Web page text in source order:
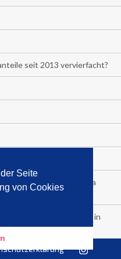
Seite
von Cookies
seit 2013 vervierfacht?
Buch
Verträge mit Media
Hörbuch-Downloads in